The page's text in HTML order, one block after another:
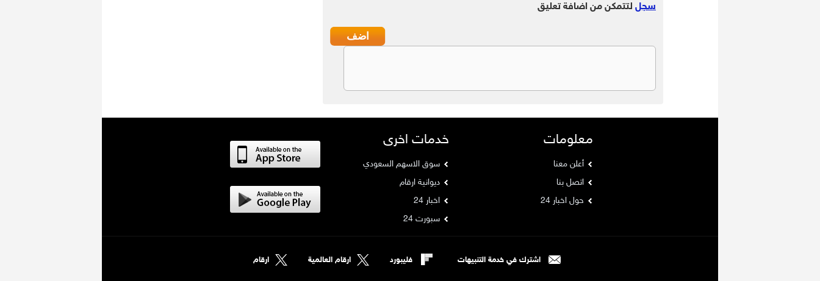
سجل لتتمكن من اضافة تعليق
معلومات
أعلن معنا
اتصل بنا
حول اخبار 24
خدمات اخرى
سوق الاسهم السعودي
ديوانية ارقام
اخبار 24
سبورت 24
ارقام ارقام العالمية فليبورد اشترك في خدمة التنبيهات